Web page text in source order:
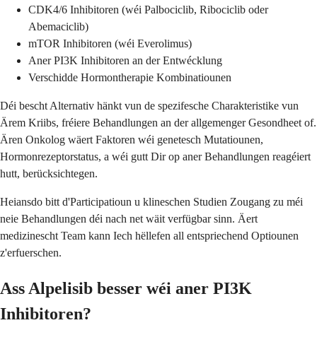
CDK4/6 Inhibitoren (wéi Palbociclib, Ribociclib oder
Abemaciclib)
mTOR Inhibitoren (wéi Everolimus)
Aner PI3K Inhibitoren an der Entwécklung
Verschidde Hormontherapie Kombinatiounen
Déi bescht Alternativ hänkt vun de spezifesche Charakteristike vun
Ärem Kriibs, fréiere Behandlungen an der allgemenger Gesondheet of.
Ären Onkolog wäert Faktoren wéi genetesch Mutatiounen,
Hormonrezeptorstatus, a wéi gutt Dir op aner Behandlungen reagéiert
hutt, berücksichtegen.
Heiansdo bitt d'Participatioun u klineschen Studien Zougang zu méi
neie Behandlungen déi nach net wäit verfügbar sinn. Äert
medizinescht Team kann Iech hëllefen all entspriechend Optiounen
z'erfuerschen.
Ass Alpelisib besser wéi aner PI3K
Inhibitoren?